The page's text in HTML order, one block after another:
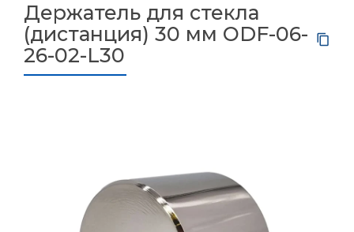
Держатель для стекла
(дистанция) 30 мм ODF-06-
26-02-L30